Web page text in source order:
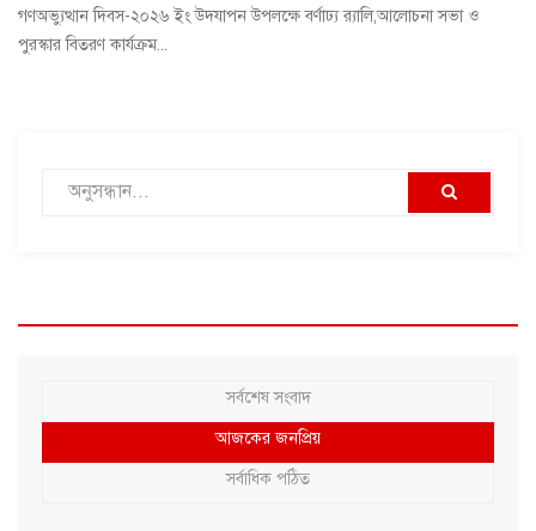
গণঅভ্যুত্থান দিবস-২০২৬ ইং উদযাপন উপলক্ষে বর্ণাঢ্য র‍্যালি,আলোচনা সভা ও
পুরস্কার বিতরণ কার্যক্রম...
সর্বশেষ সংবাদ
আজকের জনপ্রিয়
সর্বাধিক পঠিত